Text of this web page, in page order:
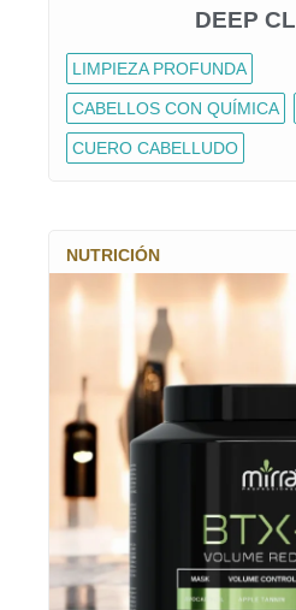
DEEP
LIMPIEZA PROFUNDA
CABELLOS CON QUÍMICA
CUERO CABELLUDO
NUTRICIÓN